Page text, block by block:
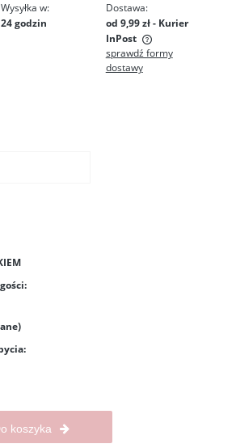
Wysyłka w:
24 godzin
Dostawa:
od 9,99 zł- Kurier
InPost
ewentualnych kosztów płatności
sprawdź formy
dostawy
koszyka